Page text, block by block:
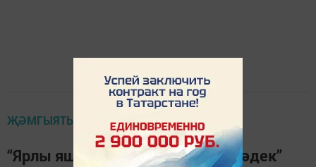
ҖӘМГЫЯТЬ
“Ярлы яшәмәдек, чөнки гел эшләдек”